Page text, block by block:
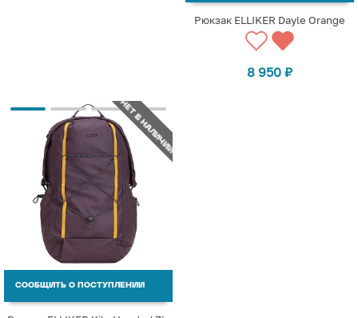
Рюкзак ELLIKER Dayle Orange
8 950 ₽
НЕТ В НАЛИЧИИ
СООБЩИТЬ О ПОСТУПЛЕНИИ